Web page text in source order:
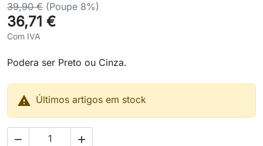
39,90 € (Poupe 8%)
36,71 €
Com IVA
Podera ser Preto ou Cinza.
 Últimos artigos em stock
 